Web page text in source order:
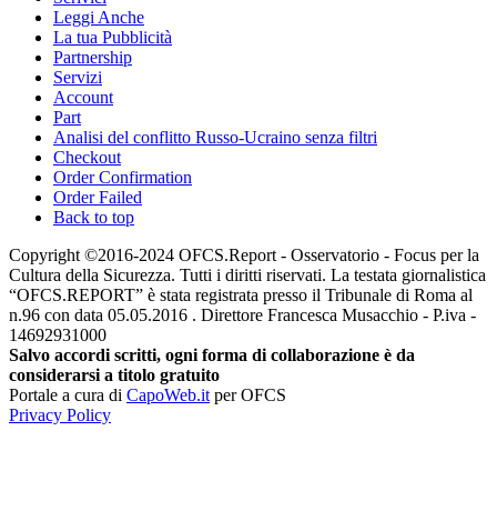
Leggi Anche
La tua Pubblicità
Partnership
Servizi
Account
Part
Analisi del conflitto Russo-Ucraino senza filtri
Checkout
Order Confirmation
Order Failed
Back to top
Copyright ©2016-2024 OFCS.Report - Osservatorio - Focus per la
Cultura della Sicurezza. Tutti i diritti riservati. La testata giornalistica
“OFCS.REPORT” è stata registrata presso il Tribunale di Roma al
n.96 con data 05.05.2016 . Direttore Francesca Musacchio - P.iva -
14692931000
Salvo accordi scritti, ogni forma di collaborazione è da
considerarsi a titolo gratuito
Portale a cura di CapoWeb.it per OFCS
Privacy Policy